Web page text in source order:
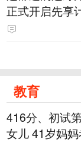
正式开启先享
教育
416分、初试
女儿 41岁妈